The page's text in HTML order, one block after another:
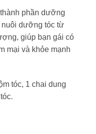
phần dưỡng
nuôi dưỡng tóc từ
giúp bạn gái có
mại và khỏe mạnh
tóc, 1 chai dung